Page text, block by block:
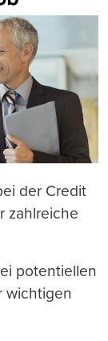
der Credit
zahlreiche
potentiellen
wichtigen